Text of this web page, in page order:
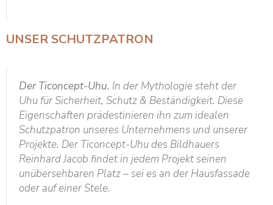
UNSER SCHUTZPATRON
Der Ticoncept-Uhu. In der Mythologie steht der
Uhu für Sicherheit, Schutz & Beständigkeit. Diese
Eigenschaften prädestinieren ihn zum idealen
Schutzpatron unseres Unternehmens und unserer
Projekte. Der Ticoncept-Uhu des Bildhauers
Reinhard Jacob findet in jedem Projekt seinen
unübersehbaren Platz – sei es an der Hausfassade
oder auf einer Stele.